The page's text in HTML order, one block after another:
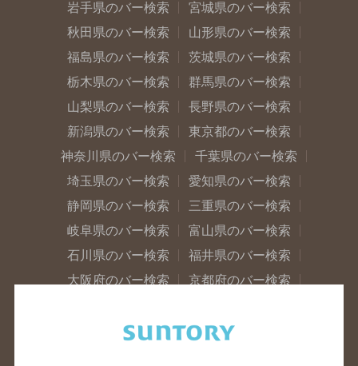
岩手県のバー検索
宮城県のバー検索
秋田県のバー検索
山形県のバー検索
福島県のバー検索
茨城県のバー検索
栃木県のバー検索
群馬県のバー検索
山梨県のバー検索
長野県のバー検索
新潟県のバー検索
東京都のバー検索
神奈川県のバー検索
千葉県のバー検索
埼玉県のバー検索
愛知県のバー検索
静岡県のバー検索
三重県のバー検索
岐阜県のバー検索
富山県のバー検索
石川県のバー検索
福井県のバー検索
大阪府のバー検索
京都府のバー検索
滋賀県のバー検索
和歌山県のバー検索